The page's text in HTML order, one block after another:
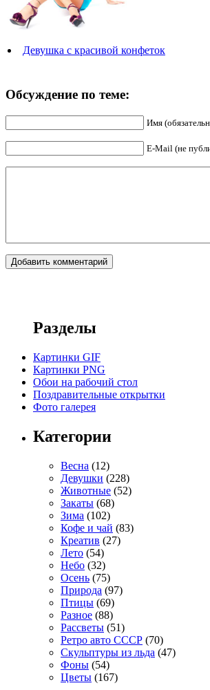
Девушка с красивой конфеток
Обсуждение по теме:
Имя
E-Mail (не
Разделы
Картинки GIF
Картинки PNG
Обои на рабочий стол
Поздравительные открытки
Фото галерея
Категории
Весна (12)
Девушки (228)
Животные (52)
Закаты (68)
Зима (102)
Кофе и чай (83)
Креатив (27)
Лето (54)
Небо (32)
Осень (75)
Природа (97)
Птицы (69)
Разное (88)
Рассветы (51)
Ретро авто СССР (70)
Скульптуры из льда (47)
Фоны (54)
Цветы (167)